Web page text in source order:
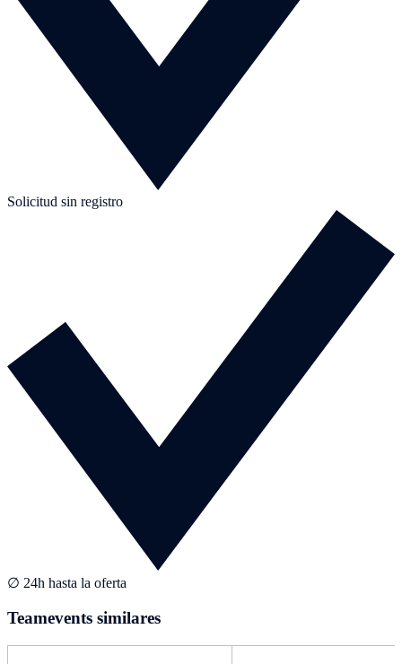
Solicitud sin registro
∅ 24h hasta la oferta
Teamevents similares